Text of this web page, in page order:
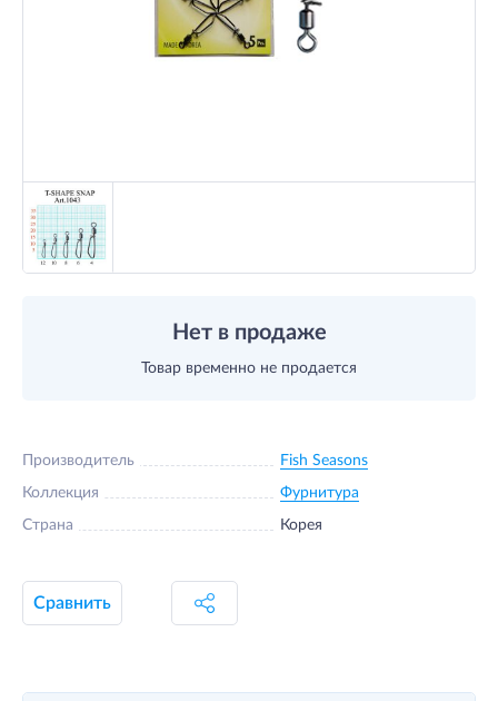
Нет в продаже
Товар временно не продается
Производитель Fish Seasons
Коллекция Фурнитура
Страна Корея
Сравнить